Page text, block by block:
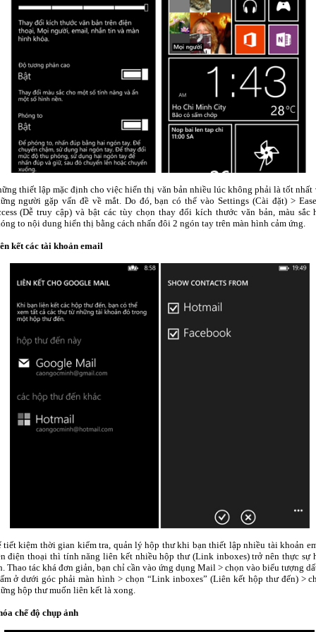
thiết lập mặc định cho việc hiển thị văn bản nhiều lúc không phải là tốt nhất
người gặp vấn đề về mắt. Do đó, bạn có thể vào Settings (Cài đặt) >
(Dễ truy cập) và bật các tùy chọn thay đổi kích thước văn bản, màu sắc
to nội dung hiển thị bằng cách nhấn đôi 2 ngón tay trên màn hình cảm ứng.
kết các tài khoản email
tiết kiệm thời gian kiểm tra, quản lý hộp thư khi bạn thiết lập nhiều tài khoản
điện thoại thì tính năng liên kết nhiều hộp thư (Link inboxes) trở nên thực sự
Thao tác khá đơn giản, bạn chỉ cần vào ứng dụng Mail > chọn vào biểu tượng
ở dưới góc phải màn hình > chọn “Link inboxes” (Liên kết hộp thư đến) >
hộp thư muốn liên kết là xong.
chế độ chụp ảnh